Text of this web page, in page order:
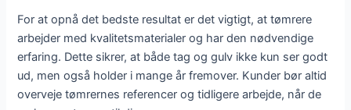
For at opnå det bedste resultat er det vigtigt, at tømrere
arbejder med kvalitetsmaterialer og har den nødvendige
erfaring. Dette sikrer, at både tag og gulv ikke kun ser godt
ud, men også holder i mange år fremover. Kunder bør altid
overveje tømrernes referencer og tidligere arbejde, når de